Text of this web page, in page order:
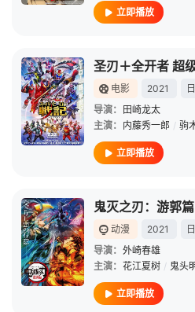
立即播放
圣刃＋全开者 超
电影 2021
导演：
田崎龙太
主演： 内藤秀一郎 / 驹
立即播放
鬼灭之刃：游郭篇
动漫 2021
导演： 外崎春雄
主演： 花江夏树 / 鬼头
立即播放